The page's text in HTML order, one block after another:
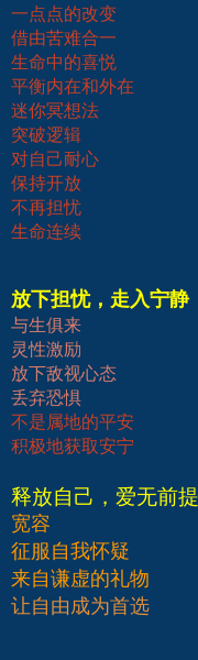
一点点的改变
借由苦难合一
生命中的喜悦
平衡内在和外在
迷你冥想法
突破逻辑
对自己耐心
保持开放
不再担忧
生命连续
放下担忧，走入宁静
与生俱来
灵性激励
放下敌视心态
丢弃恐惧
不是属地的平安
积极地获取安宁
释放自己，爱无前提
宽容
征服自我怀疑
来自谦虚的礼物
让自由成为首选